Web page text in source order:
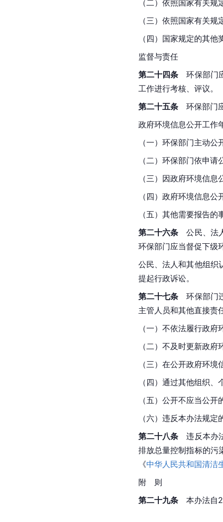
（二）依照国家有关
（三）依照国家有关
（四）国家规定的其他
监督与责任
第二十四条 环保部门
工作进行考核、评议。
第二十五条 环保部门
政府环境信息公开工作
（一）环保部门主动
（二）环保部门依申
（三）因政府环境信
（四）政府环境信息
（五）其他需要报告的
第二十六条 公民、法
环保部门应当督促下级
公民、法人和其他组织
提起行政诉讼。
第二十七条 环保部门
主管人员和其他直接责
（一）不依法履行政
（二）不及时更新政
（三）在公开政府环
（四）通过其他组织
（五）公开不应当公
（六）违反本办法规定
第二十八条 违反本办
排放总量控制指标的污
《中华人民共和国清洁
附　则
第二十九条 本办法自